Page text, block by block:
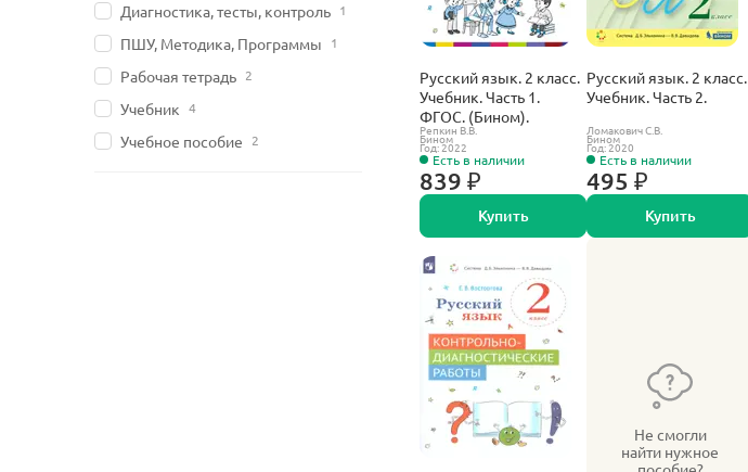
Диагностика, тесты, контроль 1
ПШУ, Методика, Программы 1
Рабочая тетрадь 2
Учебник 4
Учебное пособие 2
Русский язык. 2 класс.
Учебник. Часть 1.
ФГОС. (Бином).
Репкин В.В.
Бином
Год: 2022
Есть в наличии
839 ₽
Купить
Русский язык. 2 класс.
Учебник. Часть 2.
Ломакович С.В.
Бином
Год: 2020
Есть в наличии
495 ₽
Купить
Не смогли
найти нужное